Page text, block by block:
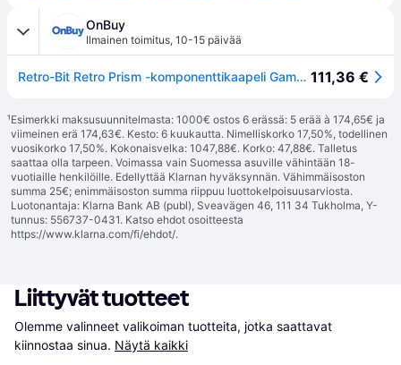
OnBuy
Ilmainen toimitus, 10-15 päivää
Retro-Bit Retro Prism -komponenttikaapeli Gamecubelle 111,36 €
¹Esimerkki maksusuunnitelmasta: 1000€ ostos 6 erässä: 5 erää à 174,65€ ja
viimeinen erä 174,63€. Kesto: 6 kuukautta. Nimelliskorko 17,50%, todellinen
vuosikorko 17,50%. Kokonaisvelka: 1047,88€. Korko: 47,88€. Talletus
saattaa olla tarpeen. Voimassa vain Suomessa asuville vähintään 18-
vuotiaille henkilöille. Edellyttää Klarnan hyväksynnän. Vähimmäisoston
summa 25€; enimmäisoston summa riippuu luottokelpoisuusarviosta.
Luotonantaja: Klarna Bank AB (publ), Sveavägen 46, 111 34 Tukholma, Y-
tunnus: 556737-0431. Katso ehdot osoitteesta
https://www.klarna.com/fi/ehdot/.
Liittyvät tuotteet
Olemme valinneet valikoiman tuotteita, jotka saattavat
kiinnostaa sinua. Näytä kaikki